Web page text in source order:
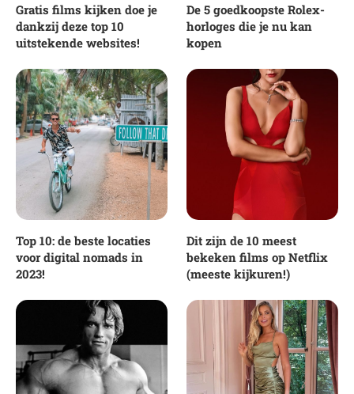
Gratis films kijken doe je
dankzij deze top 10
uitstekende websites!
De 5 goedkoopste Rolex-
horloges die je nu kan
kopen
Top 10: de beste locaties
voor digital nomads in
2023!
Dit zijn de 10 meest
bekeken films op Netflix
(meeste kijkuren!)